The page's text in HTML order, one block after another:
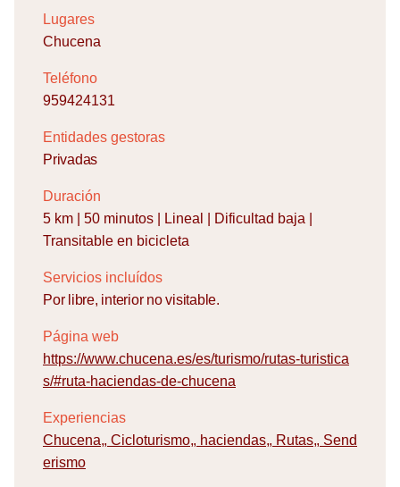
Lugares
Chucena
Teléfono
959424131
Entidades gestoras
Privadas
Duración
5 km | 50 minutos | Lineal | Dificultad baja |
Transitable en bicicleta
Servicios incluídos
Por libre, interior no visitable.
Página web
https://www.chucena.es/es/turismo/rutas-turistica
s/#ruta-haciendas-de-chucena
Experiencias
Chucena, Cicloturismo, haciendas, Rutas, Send
erismo